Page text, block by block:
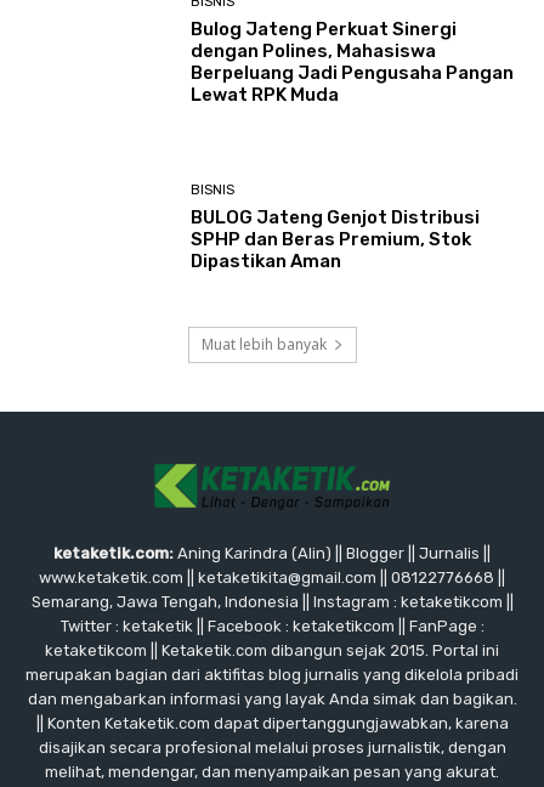
Bulog Jateng Perkuat Sinergi
dengan Polines, Mahasiswa
Berpeluang Jadi Pengusaha Pangan
Lewat RPK Muda
BISNIS
BULOG Jateng Genjot Distribusi
SPHP dan Beras Premium, Stok
Dipastikan Aman
Muat lebih banyak
ketaketik.com: Aning Karindra (Alin) || Blogger || Jurnalis ||
www.ketaketik.com || ketaketikita@gmail.com || 08122776668 ||
Semarang, Jawa Tengah, Indonesia || Instagram : ketaketikcom ||
Twitter : ketaketik || Facebook : ketaketikcom || FanPage :
ketaketikcom || Ketaketik.com dibangun sejak 2015. Portal ini
merupakan bagian dari aktifitas blog jurnalis yang dikelola pribadi
dan mengabarkan informasi yang layak Anda simak dan bagikan.
|| Konten Ketaketik.com dapat dipertanggungjawabkan, karena
disajikan secara profesional melalui proses jurnalistik, dengan
melihat, mendengar, dan menyampaikan pesan yang akurat.